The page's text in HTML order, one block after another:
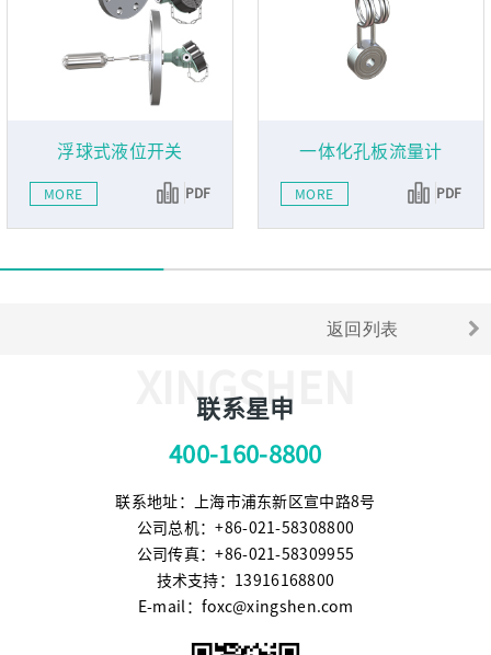
浮球式液位开关
MORE PDF
一体化孔板流量计
MORE PDF
返回列表
XINGSHEN
联系星申
400-160-8800
联系地址：上海市浦东新区宣中路8号
公司总机：+86-021-58308800
公司传真：+86-021-58309955
技术支持：13916168800
E-mail：foxc@xingshen.com